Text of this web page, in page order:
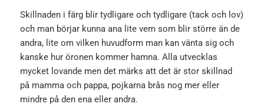
Skillnaden i färg blir tydligare och tydligare (tack och lov)
och man börjar kunna ana lite vem som blir större än de
andra, lite om vilken huvudform man kan vänta sig och
kanske hur öronen kommer hamna. Alla utvecklas
mycket lovande men det märks att det är stor skillnad
på mamma och pappa, pojkarna brås nog mer eller
mindre på den ena eller andra.